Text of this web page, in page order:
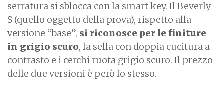
serratura si sblocca con la smart key. Il Beverly
S (quello oggetto della prova), rispetto alla
versione “base”, si riconosce per le finiture
in grigio scuro, la sella con doppia cucitura a
contrasto e i cerchi ruota grigio scuro. Il prezzo
delle due versioni è però lo stesso.